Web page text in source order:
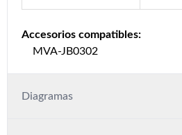
Accesorios compatibles:
MVA-JB0302
Diagramas